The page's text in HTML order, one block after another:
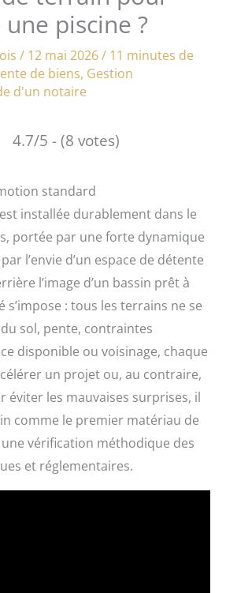
piscine ?
/ 12 mai 2026/ 11 minutes de
de biens, Gestion
d'un notaire
4.7/5 - (8 votes)
installée durablement dans le
portée par une forte dynamique
l’envie d’un espace de détente
l’image d’un bassin prêt à
s’impose : tous les terrains ne se
sol, pente, contraintes
disponible ou voisinage, chaque
un projet ou, au contraire,
éviter les mauvaises surprises, il
comme le premier matériau de
vérification méthodique des
et réglementaires.